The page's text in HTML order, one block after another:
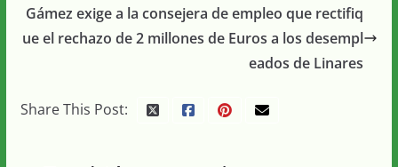
Gámez exige a la consejera de empleo que rectifiq
ue el rechazo de 2 millones de Euros a los desempl
eados de Linares
Share This Post: